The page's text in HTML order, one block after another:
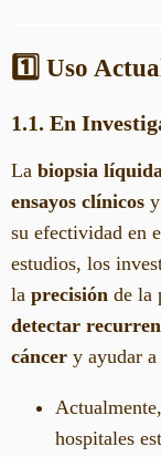
1️⃣ Uso
1.1. En
La biopsia
ensayos clínicos y
su efectividad en
estudios, los
la precisión de la
detectar
cáncer y ayudar a
hospitales